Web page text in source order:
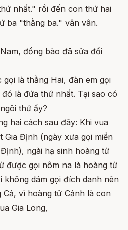
nhất." rồi đến con thứ hai
ba "thằng ba." vân vân.
đồng bào đã sửa đổi
là thằng Hai, đàn em gọi
là đứa thứ nhất. Tại sao có
thứ ấy?
hai cách sau đây: Khi vua
Gia Định (ngày xưa gọi miền
ngài hạ sinh hoàng tử
được gọi nôm na là hoàng tử
không dám gọi đích danh nên
vì hoàng tử Cảnh là con
Gia Long,